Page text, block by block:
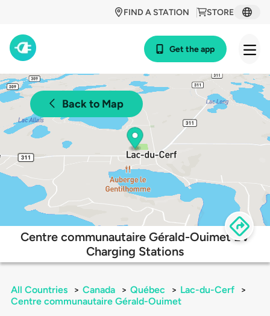
STORE
FIND A STATION
Get the app
Back to Map
Centre communautaire Gérald-Ouimet EV
Charging Stations
All Countries > Canada > Québec > Lac-du-Cerf
>
Centre communautaire Gérald-Ouimet